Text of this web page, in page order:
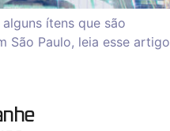
ítens que são
São Paulo, leia esse artigo